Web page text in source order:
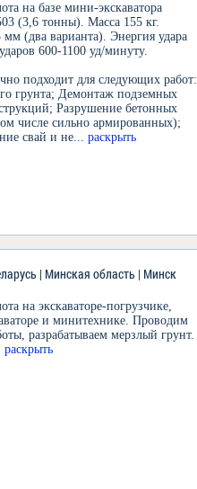
на базе мини-экскаватора
(3,6 тонны). Масса 155 кг.
(два варианта). Энергия удара
600-1100 уд/минуту.
подходит для следующих работ:
грунта; Демонтаж подземных
Разрушение бетонных
числе сильно армированных);
свай и не... раскрыть
| Минская область | Минск
на экскаваторе-погрузчике,
и минитехнике. Проводим
разрабатываем мерзлый грунт.
раскрыть